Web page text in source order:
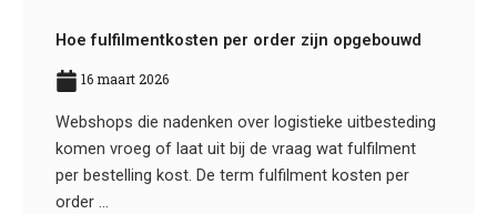
Hoe fulfilmentkosten per order zijn opgebouwd
16 maart 2026
Webshops die nadenken over logistieke uitbesteding
komen vroeg of laat uit bij de vraag wat fulfilment
per bestelling kost. De term fulfilment kosten per
order ...